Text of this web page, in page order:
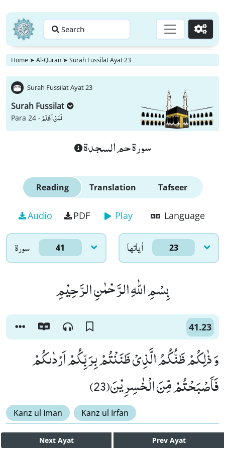
Search Go
Home ➤ Al-Quran ➤ Surah Fussilat Ayat 23
Surah Fussilat Ayat 23
Surah Fussilat
Para 24 -فَمَنْ اَظْلَمُ
سورة حم السجدة
Reading Translation Tafseer
Audio PDF Play Language
سورۃ 41 اٰياتها 23
بِسْمِ اللّٰهِ الرَّحْمٰنِ الرَّحِیْمِ
41.23
وَ ذٰلِكُمْ ظَنُّكُمُ الَّذِیْ ظَنَنْتُمْ بِرَبِّكُمْ اَرْدٰىكُمْ
فَاَصْبَحْتُمْ مِّنَ الْخٰسِرِیْنَ(23)
Kanz ul Iman Kanz ul Irfan
Next Ayat Prev Ayat